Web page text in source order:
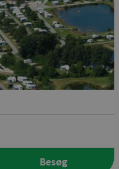
Besøg